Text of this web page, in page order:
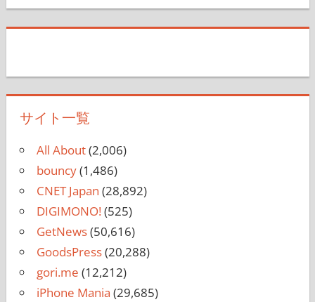
All About(2,006)
bouncy(1,486)
CNET Japan(28,892)
DIGIMONO!(525)
GetNews(50,616)
GoodsPress (20,288)
gori.me(12,212)